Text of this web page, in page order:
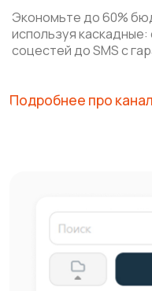
Управляйте
объединяя сообщения из
и соцсетей. Это экономит
заявок и повышает